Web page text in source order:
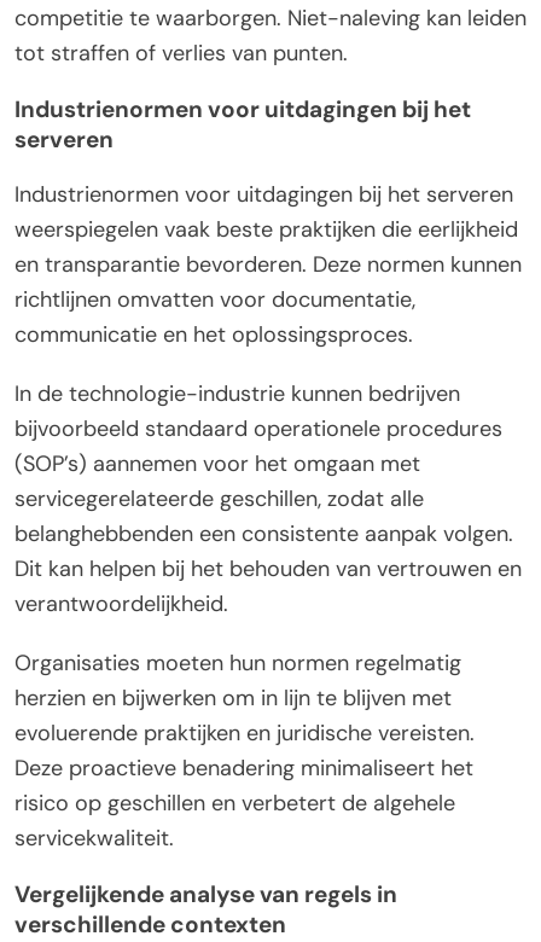
competitie te waarborgen. Niet-naleving kan leiden
tot straffen of verlies van punten.
Industrienormen voor uitdagingen bij het
serveren
Industrienormen voor uitdagingen bij het serveren
weerspiegelen vaak beste praktijken die eerlijkheid
en transparantie bevorderen. Deze normen kunnen
richtlijnen omvatten voor documentatie,
communicatie en het oplossingsproces.
In de technologie-industrie kunnen bedrijven
bijvoorbeeld standaard operationele procedures
(SOP’s) aannemen voor het omgaan met
servicegerelateerde geschillen, zodat alle
belanghebbenden een consistente aanpak volgen.
Dit kan helpen bij het behouden van vertrouwen en
verantwoordelijkheid.
Organisaties moeten hun normen regelmatig
herzien en bijwerken om in lijn te blijven met
evoluerende praktijken en juridische vereisten.
Deze proactieve benadering minimaliseert het
risico op geschillen en verbetert de algehele
servicekwaliteit.
Vergelijkende analyse van regels in
verschillende contexten